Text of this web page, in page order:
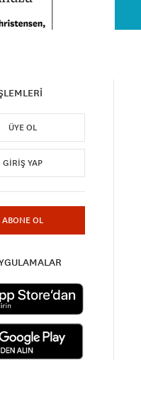
ÜYE OL
GIRIŞ YAP
ABONE OL